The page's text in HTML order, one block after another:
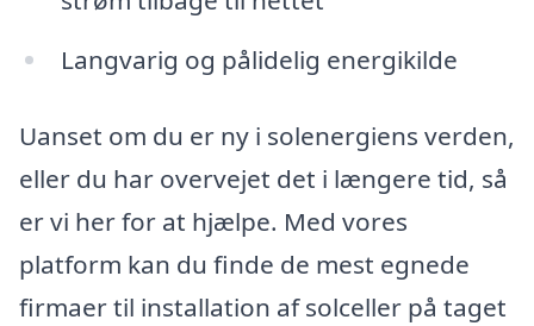
Langvarig og pålidelig energikilde
Uanset om du er ny i solenergiens verden,
eller du har overvejet det i længere tid, så
er vi her for at hjælpe. Med vores
platform kan du finde de mest egnede
firmaer til installation af solceller på taget